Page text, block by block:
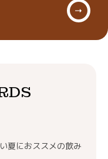
夏におススメの飲み